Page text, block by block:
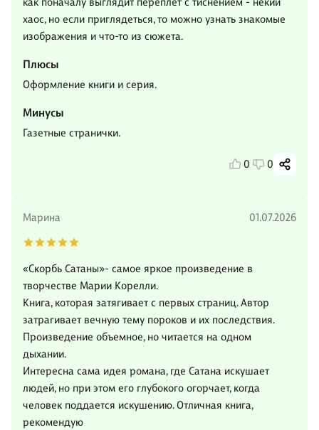
хаос, но если приглядеться, то можно узнать знакомые
изображения и что-то из сюжета.
Плюсы
Оформление книги и серия.
Минусы
Газетные странички.
0 0
Марина 01.07.2026
«Скорбь Сатаны»- самое яркое произведение в
творчестве Марии Корелли.
Книга, которая затягивает с первых страниц. Автор
затрагивает вечную тему пороков и их последствия.
Произведение объемное, но читается на одном
дыхании.
Интересна сама идея романа, где Сатана искушает
людей, но при этом его глубокого огорчает, когда
человек поддается искушению. Отличная книга,
рекомендую